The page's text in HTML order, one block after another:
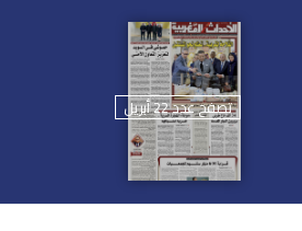
تصفح عدد 22 أبريل